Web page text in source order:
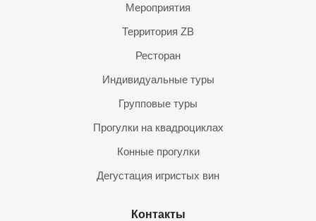
Мероприятия
Территория ZB
Ресторан
Индивидуальные туры
Групповые туры
Прогулки на квадроциклах
Конные прогулки
Дегустация игристых вин
Контакты